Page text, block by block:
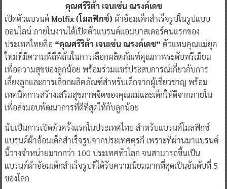
คุณศรีริต้า เจนเซ่น ณรงค์เดช
เปิดตัวแบรนด์ Molfix (โมลฟิกซ์) ผ้าอ้อมเด็กสำเร็จรูปในรูปแบบ
ออนไลน์ ภายในงานได้เปิดตัวแบรนด์แอมบาสเดอร์คนแรกของ
ประเทศไทยคือ “คุณศรีริต้า เจนเซ่น ณรงค์เดช” ตัวแทนคุณแม่ยุค
ใหม่ที่มีความพิถีพิถันในการเลือกผลิตภัณฑ์คุณภาพระดับพรีเมียม
เพื่อความสุขของลูกน้อย พร้อมร่วมแชร์ประสบการณ์เกี่ยวกับการ
เลี้ยงลูกและการเลือกผลิตภัณฑ์สำหรับเด็กจากผู้เชี่ยวชาญ พร้อม
เทคนิคการสร้างเสริมสุขภาพจิตของคุณแม่และเด็กให้ดีจากภายใน
เพื่อส่งมอบพัฒนาการที่ดีที่สุดให้กับลูกน้อย
นับเป็นการเปิดตัวครั้งแรกในประเทศไทย สำหรับแบรนด์โมลฟิกซ์
แบรนด์ผ้าอ้อมเด็กสำเร็จรูปจากประเทศตุรกี เพราะที่ผ่านมาแบรนด์
นี้วางจำหน่ายมากกว่า 100 ประเทศทั่วโลก จนสามารถขึ้นเป็น
แบรนด์ผ้าอ้อมเด็กสำเร็จรูปที่ได้รับความนิยมมากที่สุดเป็นอันดับที่ 5
ของโลก